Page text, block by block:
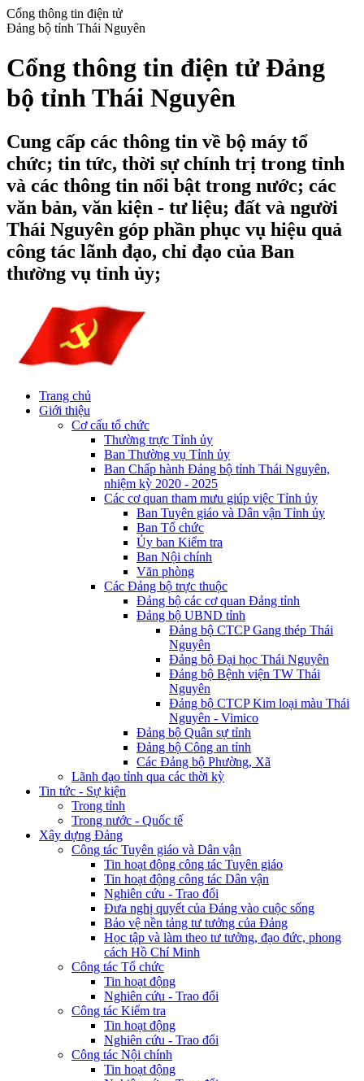
Cổng thông tin điện tử
Đảng bộ tỉnh Thái Nguyên
Cổng thông tin điện tử Đảng
bộ tỉnh Thái Nguyên
Cung cấp các thông tin về bộ máy tổ
chức; tin tức, thời sự chính trị trong tỉnh
và các thông tin nổi bật trong nước; các
văn bản, văn kiện - tư liệu; đất và người
Thái Nguyên góp phần phục vụ hiệu quả
công tác lãnh đạo, chỉ đạo của Ban
thường vụ tỉnh ủy;
Trang chủ
Giới thiệu
Cơ cấu tổ chức
Thường trực Tỉnh ủy
Ban Thường vụ Tỉnh ủy
Ban Chấp hành Đảng bộ tỉnh Thái Nguyên,
nhiệm kỳ 2020 - 2025
Các cơ quan tham mưu giúp việc Tỉnh ủy
Ban Tuyên giáo và Dân vận Tỉnh ủy
Ban Tổ chức
Ủy ban Kiểm tra
Ban Nội chính
Văn phòng
Các Đảng bộ trực thuộc
Đảng bộ các cơ quan Đảng tỉnh
Đảng bộ UBND tỉnh
Đảng bộ CTCP Gang thép Thái
Nguyên
Đảng bộ Đại học Thái Nguyên
Đảng bộ Bệnh viện TW Thái
Nguyên
Đảng bộ CTCP Kim loại màu Thái
Nguyên - Vimico
Đảng bộ Quân sự tỉnh
Đảng bộ Công an tỉnh
Các Đảng bộ Phường, Xã
Lãnh đạo tỉnh qua các thời kỳ
Tin tức - Sự kiện
Trong tỉnh
Trong nước - Quốc tế
Xây dựng Đảng
Công tác Tuyên giáo và Dân vận
Tin hoạt động công tác Tuyên giáo
Tin hoạt động công tác Dân vận
Nghiên cứu - Trao đổi
Đưa nghị quyết của Đảng vào cuộc sống
Bảo vệ nền tảng tư tưởng của Đảng
Học tập và làm theo tư tưởng, đạo đức, phong
cách Hồ Chí Minh
Công tác Tổ chức
Tin hoạt động
Nghiên cứu - Trao đổi
Công tác Kiểm tra
Tin hoạt động
Nghiên cứu - Trao đổi
Công tác Nội chính
Tin hoạt động